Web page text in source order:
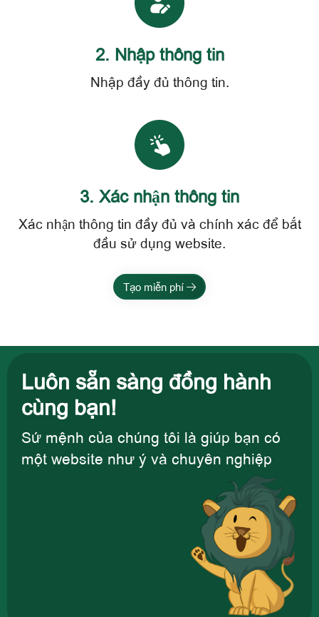
2. Nhập thông tin
Nhập đầy đủ thông tin.
3. Xác nhận thông tin
Xác nhận thông tin đầy đủ và chính xác để bắt
đầu sử dụng website.
Tạo miễn phí
Luôn sẵn sàng đồng hành
cùng bạn!
Sứ mệnh của chúng tôi là giúp bạn có
một website như ý và chuyên nghiệp